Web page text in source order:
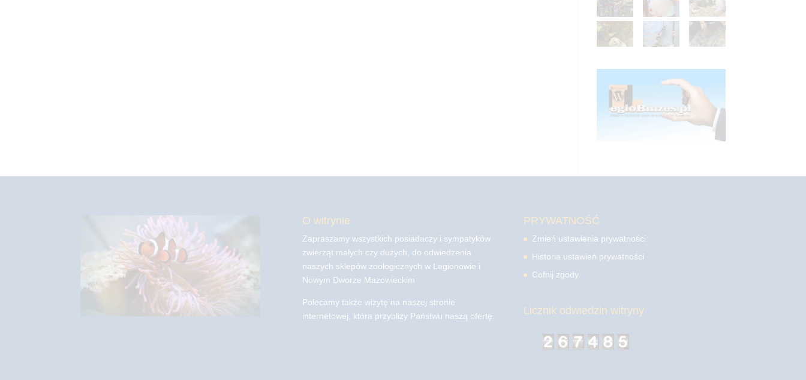
O witrynie
Zapraszamy wszystkich posiadaczy i sympatyków
zwierząt małych czy dużych, do odwiedzenia
naszych sklepów zoologicznych w Legionowie i
Nowym Dworze Mazowieckim
Polecamy także wizytę na naszej stronie
internetowej, która przybliży Państwu naszą ofertę.
PRYWATNOŚĆ
Zmień ustawienia prywatności
Historia ustawień prywatności
Cofnij zgody
Licznik odwiedzin witryny